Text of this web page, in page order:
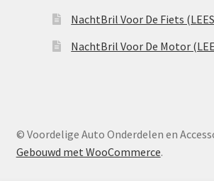
NachtBril Voor De Fiets
NachtBril Voor De Motor
© Voordelige Auto Onderdelen en
Gebouwd met WooCommerce.